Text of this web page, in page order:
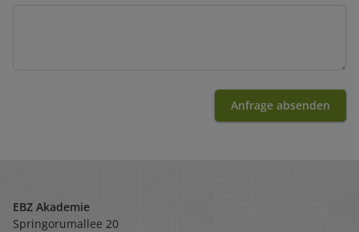
Anfrage absenden
EBZ Akademie
Springorumallee 20